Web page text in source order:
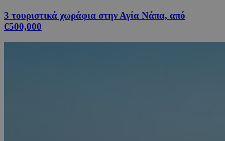
3 τουριστικά χωράφια στην Αγία Νάπα, από
€500,000